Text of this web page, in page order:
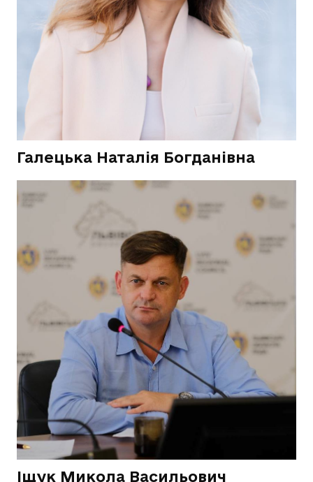
Галецька Наталія Богданівна
Іщук Микола Васильович